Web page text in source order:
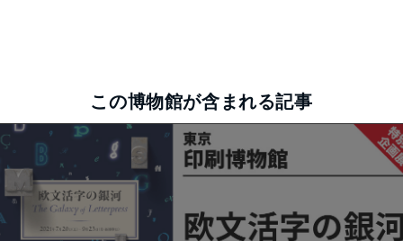
この博物館が含まれる記事